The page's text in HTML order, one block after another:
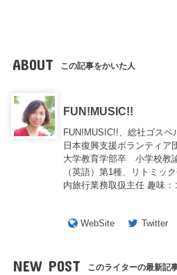
ABOUT この記事をかいた人
FUN!MUSIC!!
FUN!MUSIC!!、総社ゴス
日本復興支援ボランティア
大学教育学部卒 小学校教
（英語）第1種、リトミッ
内旅行業務取扱主任 趣味
WebSite Twitter
NEW POST このライターの最新記